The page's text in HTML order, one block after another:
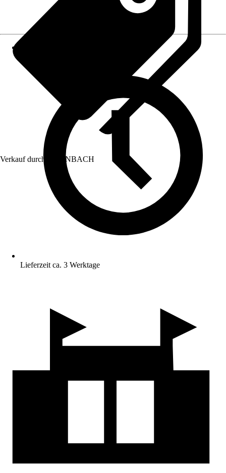
Verkauf durch: HORNBACH
Lieferzeit ca. 3 Werktage